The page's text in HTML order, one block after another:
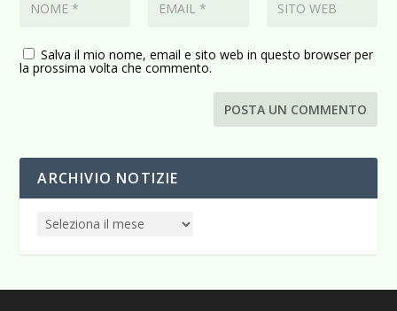
Salva il mio nome, email e sito web in questo browser per
la prossima volta che commento.
ARCHIVIO NOTIZIE